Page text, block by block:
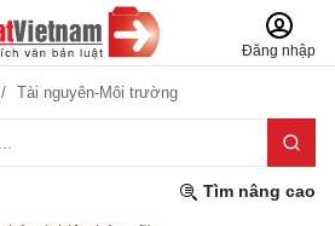
Đăng nhập
Tài nguyên-Môi trường
Tìm nâng cao